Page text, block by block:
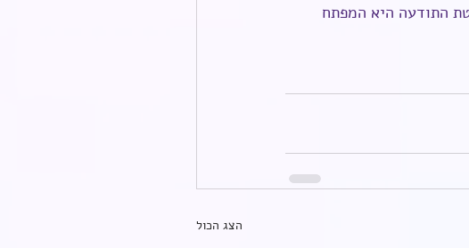
התודעה היא המפתח
הצג הכול